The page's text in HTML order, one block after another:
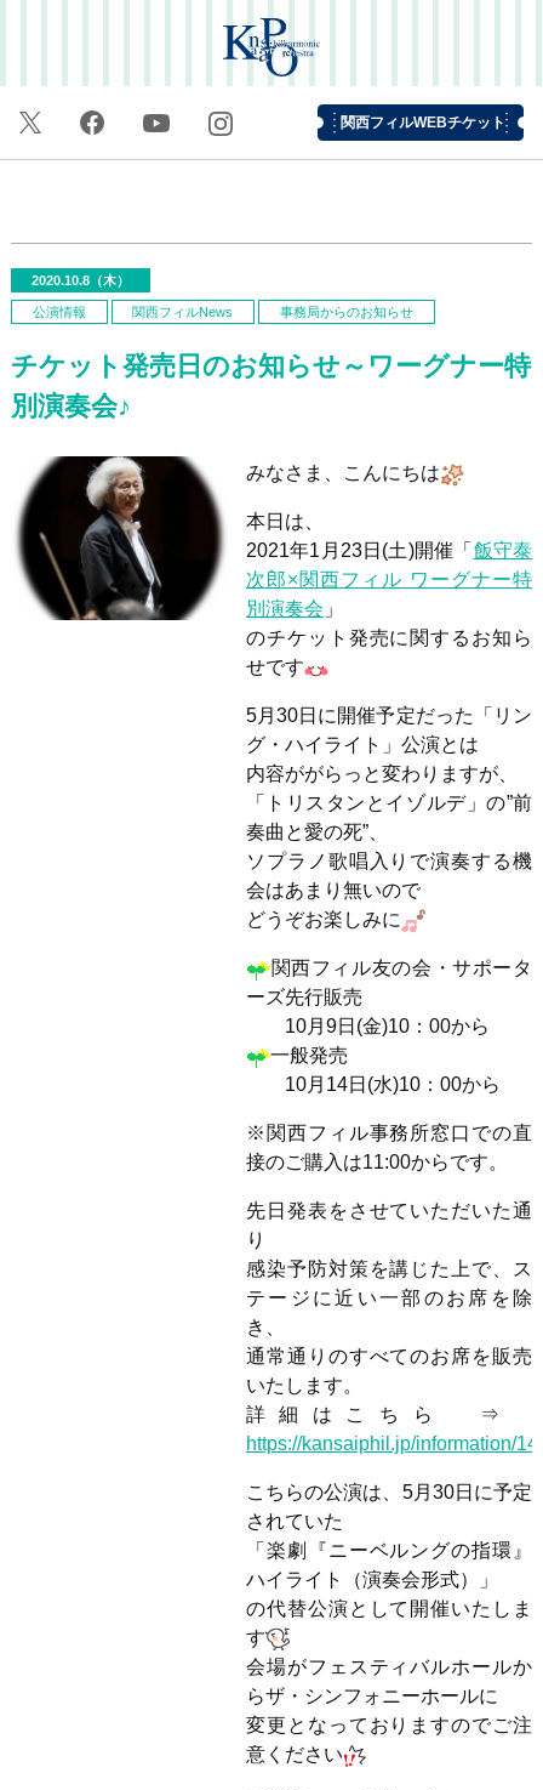
関西フィルWEBチケット
2020.10.8（木）
公演情報 関西フィルNews 事務局からのお知らせ
チケット発売日のお知らせ～ワーグナー特
別演奏会♪
みなさま、こんにちは
本日は、
2021年1月23日(土)開催「 飯守泰
次郎×関西フィル ワーグナー特
別演奏会 」
のチケット発売に関するお知ら
せです
5月30日に開催予定だった「リン
グ・ハイライト」公演とは
内容ががらっと変わりますが、
「トリスタンとイゾルデ」の”前
奏曲と愛の死”、
ソプラノ歌唱入りで演奏する機
会はあまり無いので
どうぞお楽しみに
関西フィル友の会・サポータ
ーズ先行販売
10月9日(金)10：00から
一般発売
10月14日(水)10：00から
※関西フィル事務所窓口での直
接のご購入は11:00からです。
先日発表をさせていただいた通
り
感染予防対策を講じた上で、ス
テージに近い一部のお席を除
き、
通常通りのすべてのお席を販売
いたします。
詳細はこちら ⇒
https://kansaiphil.jp/information/
こちらの公演は、5月30日に予定
されていた
「楽劇『ニーベルングの指環』
ハイライト（演奏会形式）」
の代替公演として開催いたしま
す
会場がフェスティバルホールか
らザ・シンフォニーホールに
変更となっておりますのでご注
意ください